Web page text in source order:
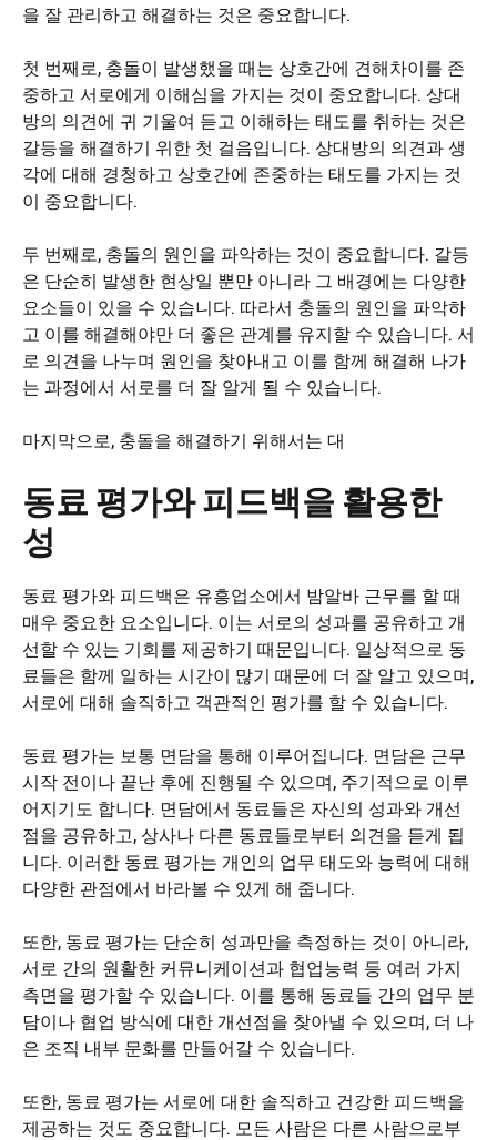
을 잘 관리하고 해결하는 것은 중요합니다.
첫 번째로, 충돌이 발생했을 때는 상호간에 견해차이를 존
중하고 서로에게 이해심을 가지는 것이 중요합니다. 상대
방의 의견에 귀 기울여 듣고 이해하는 태도를 취하는 것은
갈등을 해결하기 위한 첫 걸음입니다. 상대방의 의견과 생
각에 대해 경청하고 상호간에 존중하는 태도를 가지는 것
이 중요합니다.
두 번째로, 충돌의 원인을 파악하는 것이 중요합니다. 갈등
은 단순히 발생한 현상일 뿐만 아니라 그 배경에는 다양한
요소들이 있을 수 있습니다. 따라서 충돌의 원인을 파악하
고 이를 해결해야만 더 좋은 관계를 유지할 수 있습니다. 서
로 의견을 나누며 원인을 찾아내고 이를 함께 해결해 나가
는 과정에서 서로를 더 잘 알게 될 수 있습니다.
마지막으로, 충돌을 해결하기 위해서는 대
동료 평가와 피드백을 활용한
성
동료 평가와 피드백은 유흥업소에서 밤알바 근무를 할 때
매우 중요한 요소입니다. 이는 서로의 성과를 공유하고 개
선할 수 있는 기회를 제공하기 때문입니다. 일상적으로 동
료들은 함께 일하는 시간이 많기 때문에 더 잘 알고 있으며,
서로에 대해 솔직하고 객관적인 평가를 할 수 있습니다.
동료 평가는 보통 면담을 통해 이루어집니다. 면담은 근무
시작 전이나 끝난 후에 진행될 수 있으며, 주기적으로 이루
어지기도 합니다. 면담에서 동료들은 자신의 성과와 개선
점을 공유하고, 상사나 다른 동료들로부터 의견을 듣게 됩
니다. 이러한 동료 평가는 개인의 업무 태도와 능력에 대해
다양한 관점에서 바라볼 수 있게 해 줍니다.
또한, 동료 평가는 단순히 성과만을 측정하는 것이 아니라,
서로 간의 원활한 커뮤니케이션과 협업능력 등 여러 가지
측면을 평가할 수 있습니다. 이를 통해 동료들 간의 업무 분
담이나 협업 방식에 대한 개선점을 찾아낼 수 있으며, 더 나
은 조직 내부 문화를 만들어갈 수 있습니다.
또한, 동료 평가는 서로에 대한 솔직하고 건강한 피드백을
제공하는 것도 중요합니다. 모든 사람은 다른 사람으로부